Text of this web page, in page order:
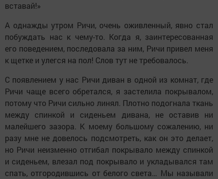
вставай!»
А однажды утром Ричи, очень оживленный, явно стал
побуждать нас к чему-то. Когда я, заинтересованная
его поведением, последовала за ним, Ричи привел меня
к щетке и улегся на пол! Слов тут не требовалось.
С появлением у нас Ричи диван в одной из комнат, где
Ричи чаще всего обретался, я застелила покрывалом,
потому что Ричи сильно линял. Плотно подогнала ткань
между спинкой и сиденьем дивана, не оставив ни
малейшего зазора. К моему большому сожалению, ни
разу мне не довелось подсмотреть, как он это делает,
но Ричи неизменно отгибал покрывало между спинкой
и сиденьем, влезал под покрывало и укладывался там
спать, отгородившись от белого света… Мы называли